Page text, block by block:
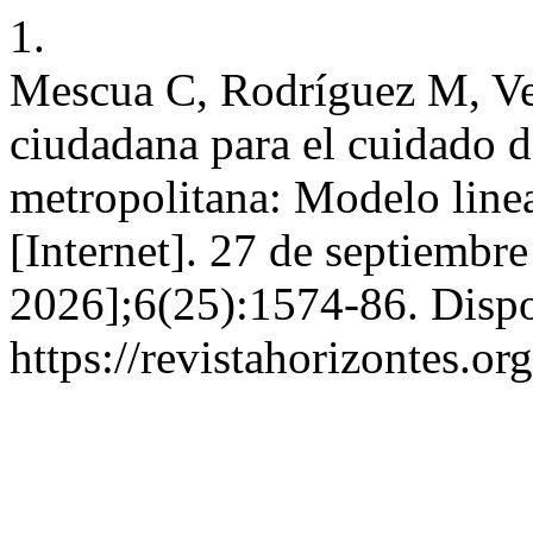
1.
Mescua C, Rodríguez M,
ciudadana para el cuidado
metropolitana: Modelo
[Internet]. 27 de
2026];6(25):1574-86.
https://